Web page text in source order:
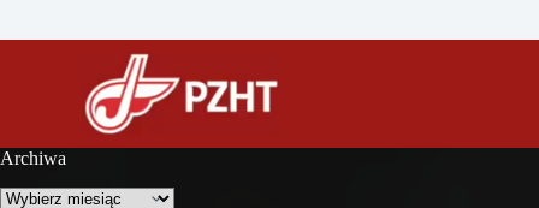
Archiwa
Archiwa